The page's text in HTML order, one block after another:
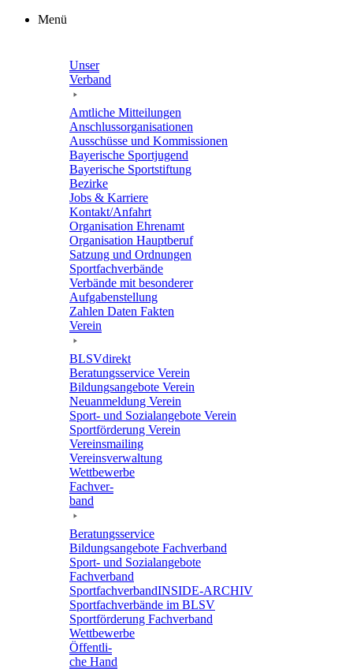
Zum
Menü
Unser
Verband
Amtli­che Mitteilungen
Anschluss­or­ga­ni­sa­tio­nen
Ausschüsse und Kommissionen
Baye­ri­sche Sportjugend
Baye­ri­sche Sportstiftung
Bezirke
Jobs & Karriere
Kontakt/​​Anfahrt
Orga­ni­sa­tion Ehrenamt
Orga­ni­sa­tion Hauptberuf
Satzung und Ordnungen
Sport­fach­ver­bände
Verbände mit beson­de­rer
Aufgabenstellung
Zahlen Daten Fakten
Verein
BLSVdi­rekt
Bera­tungs­ser­vice Verein
Bildungs­an­ge­bote Verein
Neuan­mel­dung Verein
Sport- und Sozi­al­an­ge­bote Verein
Sport­för­de­rung Verein
Vereins­mai­ling
Vereins­ver­wal­tung
Wett­be­werbe
Fach­ver­
band
Bera­tungs­ser­vice
Bildungs­an­ge­bote Fachverband
Sport- und Sozi­al­an­ge­bote
Fachverband
Sport­fach­ver­ban­d­IN­SIDE-ARCHIV
Sport­fach­ver­bände im BLSV
Sport­för­de­rung Fachverband
Wett­be­werbe
Öffent­li­
che Hand